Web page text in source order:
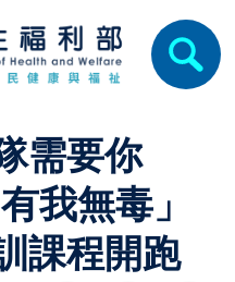
需要你
我無毒」
課程開跑